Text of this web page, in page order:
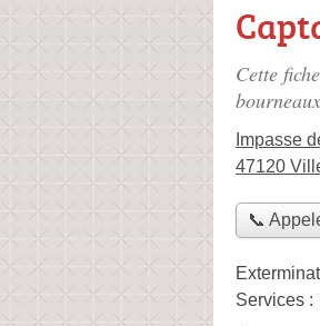
Cette
bourneaux
Impasse
47120
📞
Services :